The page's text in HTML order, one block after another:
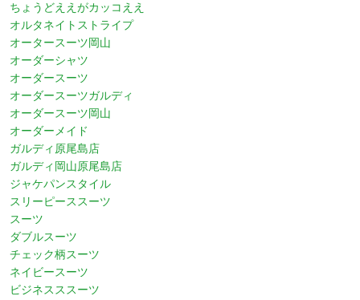
ちょうどええがカッコええ
オルタネイトストライプ
オータースーツ岡山
オーダーシャツ
オーダースーツ
オーダースーツガルディ
オーダースーツ岡山
オーダーメイド
ガルディ原尾島店
ガルディ岡山原尾島店
ジャケパンスタイル
スリーピーススーツ
スーツ
ダブルスーツ
チェック柄スーツ
ネイビースーツ
ビジネスススーツ